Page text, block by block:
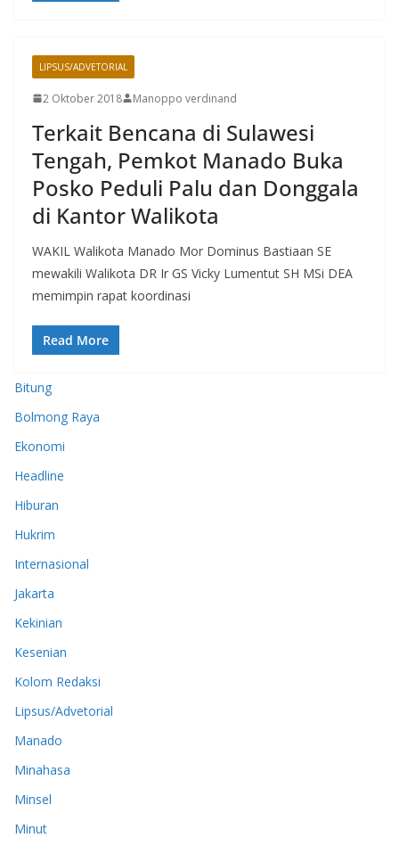
LIPSUS/ADVETORIAL
2 Oktober 2018 Manoppo verdinand
Terkait Bencana di Sulawesi
Tengah, Pemkot Manado Buka
Posko Peduli Palu dan Donggala
di Kantor Walikota
WAKIL Walikota Manado Mor Dominus Bastiaan SE
mewakili Walikota DR Ir GS Vicky Lumentut SH MSi DEA
memimpin rapat koordinasi
Read More
Bitung
Bolmong Raya
Ekonomi
Headline
Hiburan
Hukrim
Internasional
Jakarta
Kekinian
Kesenian
Kolom Redaksi
Lipsus/Advetorial
Manado
Minahasa
Minsel
Minut